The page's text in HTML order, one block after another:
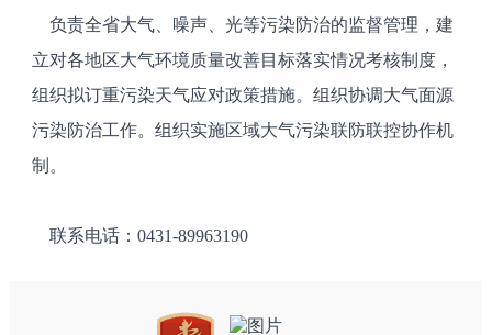
负责全省大气、噪声、光等污染防治的监督管理，建
立对各地区大气环境质量改善目标落实情况考核制度，
组织拟订重污染天气应对政策措施。组织协调大气面源
污染防治工作。组织实施区域大气污染联防联控协作机
制。
联系电话：0431-89963190